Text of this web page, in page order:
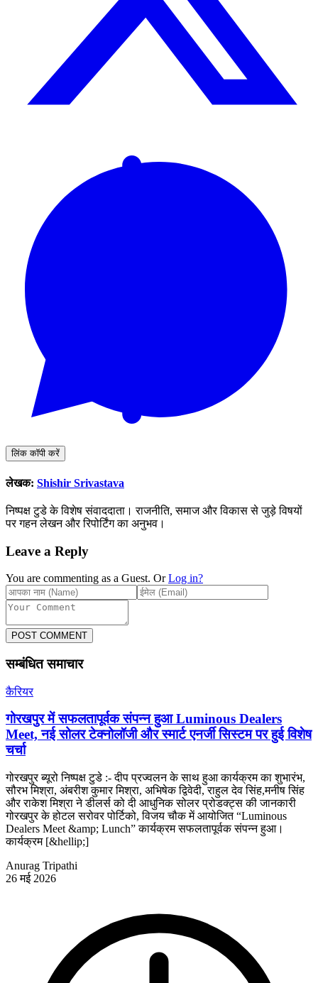
लिंक कॉपी करें
लेखक: Shishir Srivastava
निष्पक्ष टुडे के विशेष संवाददाता। राजनीति, समाज और विकास से जुड़े विषयों
पर गहन लेखन और रिपोर्टिंग का अनुभव।
Leave a Reply
You are commenting as a Guest. Or Log in?
POST COMMENT
सम्बंधित समाचार
कैरियर
गोरखपुर में सफलतापूर्वक संपन्न हुआ Luminous Dealers
Meet, नई सोलर टेक्नोलॉजी और स्मार्ट एनर्जी सिस्टम पर हुई विशेष
चर्चा
गोरखपुर ब्यूरो निष्पक्ष टुडे :- दीप प्रज्वलन के साथ हुआ कार्यक्रम का शुभारंभ,
सौरभ मिश्रा, अंबरीश कुमार मिश्रा, अभिषेक द्विवेदी, राहुल देव सिंह,मनीष सिंह
और राकेश मिश्रा ने डीलर्स को दी आधुनिक सोलर प्रोडक्ट्स की जानकारी
गोरखपुर के होटल सरोवर पोर्टिको, विजय चौक में आयोजित “Luminous
Dealers Meet &amp; Lunch” कार्यक्रम सफलतापूर्वक संपन्न हुआ।
कार्यक्रम [&hellip;]
Anurag Tripathi
26 मई 2026